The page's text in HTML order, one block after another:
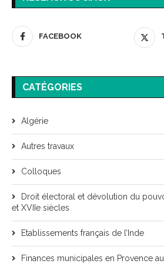
FACEBOOK
CATÉGORIES
Algérie
Autres travaux
Colloques
Droit électoral et dévolution du
et XVIIe siècles
Etablissements français de l’Inde
Finances municipales en Provence